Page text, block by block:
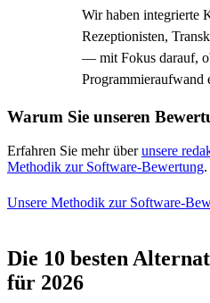
Wir haben integrierte
Rezeptionisten,
— mit Fokus darauf,
Programmieraufwand
Warum Sie unseren
Erfahren Sie mehr überunsere
Methodik zur Software-Bewertung.
Unsere Methodik zur Software-
Die 10 besten
für 2026